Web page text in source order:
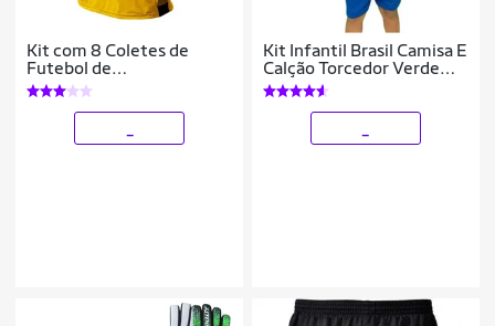
Kit com 8 Coletes de
Futebol de
Campo/Society/Futsal -
TRB
Kit Infantil Brasil Camisa E
Calção Torcedor Verde
Amarelo